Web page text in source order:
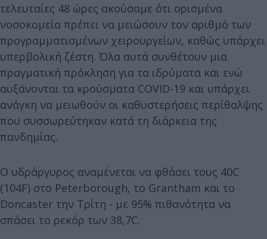
τελευταίες 48 ώρες ακούσαμε ότι ορισμένα
νοσοκομεία πρέπει να μειώσουν τον αριθμό των
προγραμματισμένων χειρουργείων, καθώς υπάρχει
υπερβολική ζέστη. Όλα αυτά συνθέτουν μια
πραγματική πρόκληση για τα ιδρύματα και ενώ
αυξάνονται τα κρούσματα COVID-19 και υπάρχει
ανάγκη να μειωθούν οι καθυστερήσεις περίθαλψης
που συσσωρεύτηκαν κατά τη διάρκεια της
πανδημίας.
Ο υδράργυρος αναμένεται να φθάσει τους 40C
(104F) στο Peterborough, το Grantham και το
Doncaster την Τρίτη - με 95% πιθανότητα να
σπάσει το ρεκόρ των 38,7C.